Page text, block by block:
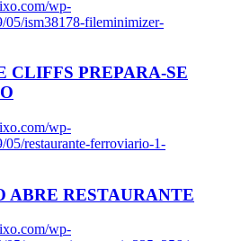
wp-
05/ism38178-fileminimizer-
CLIFFS PREPARA-SE
wp-
05/restaurante-ferroviario-1-
ABRE RESTAURANTE
wp-